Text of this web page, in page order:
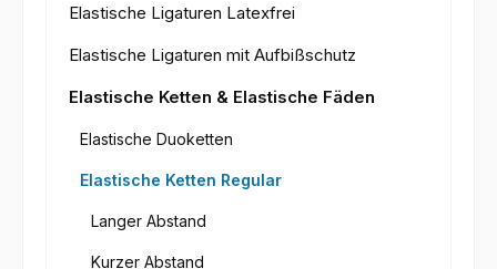
Elastische Ligaturen Latexfrei
Elastische Ligaturen mit Aufbißschutz
Elastische Ketten & Elastische Fäden
Elastische Duoketten
Elastische Ketten Regular
Langer Abstand
Kurzer Abstand